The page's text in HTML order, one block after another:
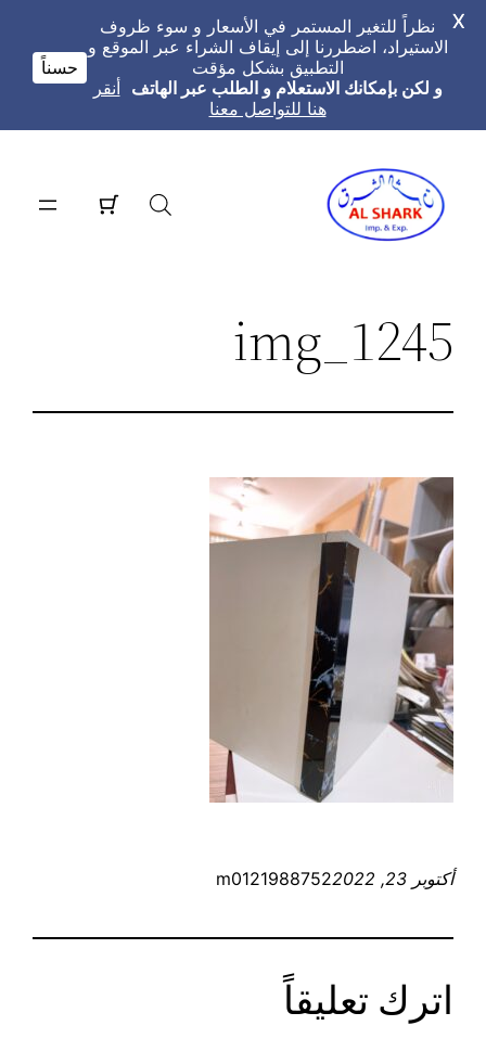
المحتوى
img_1245
أكتوبر 23, 2022 m0121988752
اترك تعليقاً
نظراً للتغير المستمر في الأسعار و سوء ظروف
الاستيراد، اضطررنا إلى إيقاف الشراء عبر الموقع و
التطبيق بشكل مؤقت
و لكن بإمكانك الاستعلام و الطلب عبر الهاتف أنقر
هنا للتواصل معنا
حسناً
X